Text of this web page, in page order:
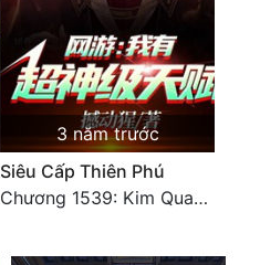
3 năm trước
Siêu Cấp Thiên Phú
Chương 1539: Kim Quang Kiếm Tôn